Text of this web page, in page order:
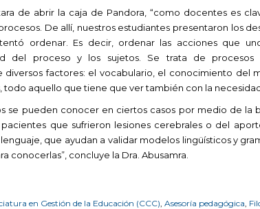
de abrir la caja de Pandora,“como docentes es
De allí, nuestros estudiantes presentaron los
ordenar. Es decir, ordenar las acciones que
del proceso y los sujetos. Se trata de procesos
diversos factores: el vocabulario, el conocimiento del
todo aquello que tiene que ver también con la
se pueden conocer en ciertos casos por medio de la
que sufrieron lesiones cerebrales o del
que ayudan a validar modelos lingüísticos y
conocerlas”, concluye la Dra. Abusamra.
en Gestión de la Educación (CCC) Asesoría pedagógica